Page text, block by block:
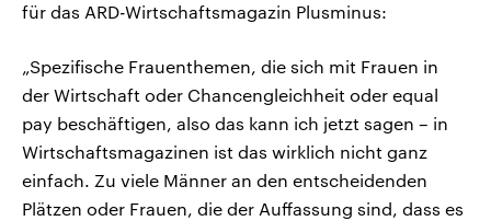
für das ARD-Wirtschaftsmagazin Plusminus:
„Spezifische Frauenthemen, die sich mit Frauen in
der Wirtschaft oder Chancengleichheit oder equal
pay beschäftigen, also das kann ich jetzt sagen – in
Wirtschaftsmagazinen ist das wirklich nicht ganz
einfach. Zu viele Männer an den entscheidenden
Plätzen oder Frauen, die der Auffassung sind, dass es